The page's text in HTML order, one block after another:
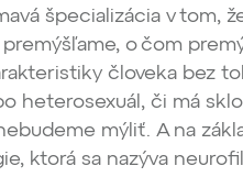
špecializácia v tom,
o čom
človeka bez
heterosexuál, či má
mýliť. A na
ktorá sa nazýva